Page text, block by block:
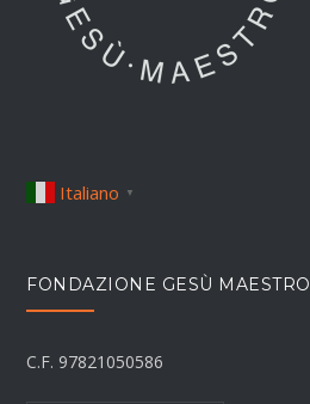
Italiano ▼
FONDAZIONE GESÙ MAESTRO
C.F. 97821050586